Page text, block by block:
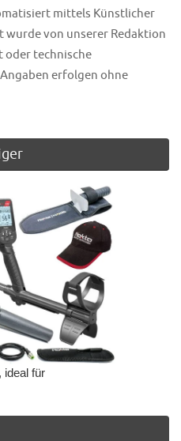
mittels Künstlicher
wurde von unserer Redaktion
technische
erfolgen ohne
ideal für